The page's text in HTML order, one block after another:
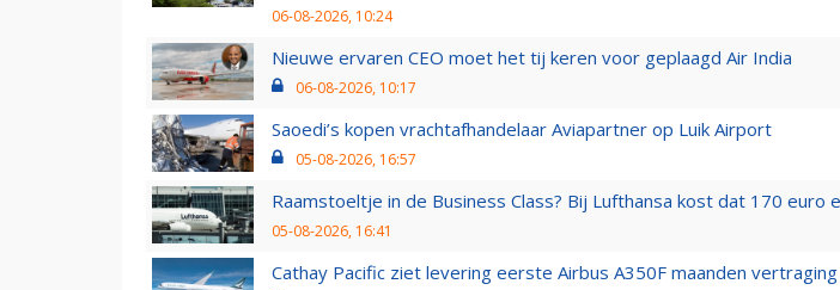
06-08-2026, 10:24
Nieuwe ervaren CEO moet het tij keren voor geplaagd Air India
06-08-2026, 10:17
Saoedi’s kopen vrachtafhandelaar Aviapartner op Luik Airport
05-08-2026, 16:57
Raamstoeltje in de Business Class? Bij Lufthansa kost dat 170 euro
05-08-2026, 16:41
Cathay Pacific ziet levering eerste Airbus A350F maanden